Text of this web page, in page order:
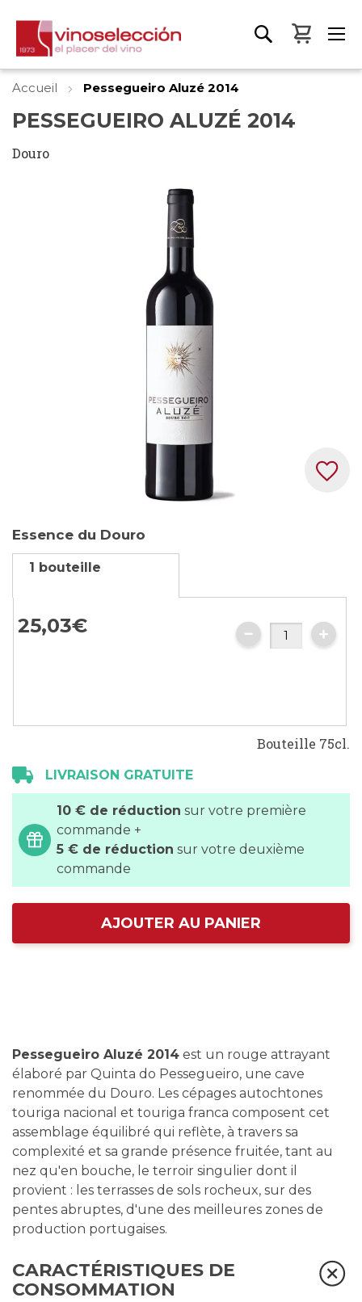
Mon
Accueil Pessegueiro Aluzé 2014
PESSEGUEIRO ALUZÉ 2014
Douro
to
the
of
the
images
Essence du Douro
1 bouteille
25,03€
Bouteille 75cl.
LIVRAISON GRATUITE
10 € de réduction sur votre première
commande +
5 € de réduction sur votre deuxième
commande
AJOUTER AU PANIER
Pessegueiro Aluzé 2014 est un rouge attrayant
élaboré par Quinta do Pessegueiro, une cave
renommée du Douro. Les cépages autochtones
touriga nacional et touriga franca composent cet
assemblage équilibré qui reflète, à travers sa
complexité et sa grande présence fruitée, tant au
nez qu'en bouche, le terroir singulier dont il
provient : les terrasses de sols rocheux, sur des
pentes abruptes, d'une des meilleures zones de
production portugaises.
CARACTÉRISTIQUES DE
CONSOMMATION